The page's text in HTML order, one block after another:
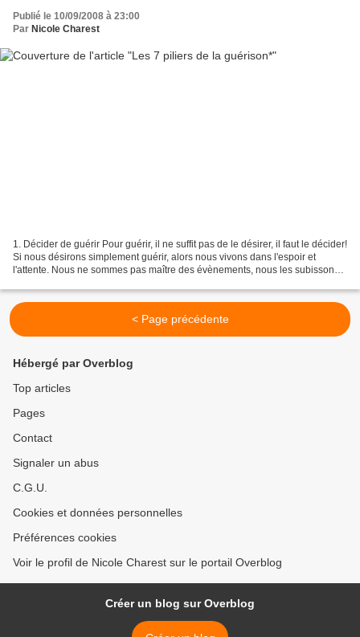
Publié le 10/09/2008 à 23:00
Par Nicole Charest
1. Décider de guérir Pour guérir, il ne suffit pas de le désirer, il faut le décider!
Si nous désirons simplement guérir, alors nous vivons dans l'espoir et
l'attente. Nous ne sommes pas maître des évènements, nous les subissons.
< Page précédente
Hébergé par Overblog
Top articles
Pages
Contact
Signaler un abus
C.G.U.
Cookies et données personnelles
Préférences cookies
Voir le profil de Nicole Charest sur le portail Overblog
Créer un blog sur Overblog